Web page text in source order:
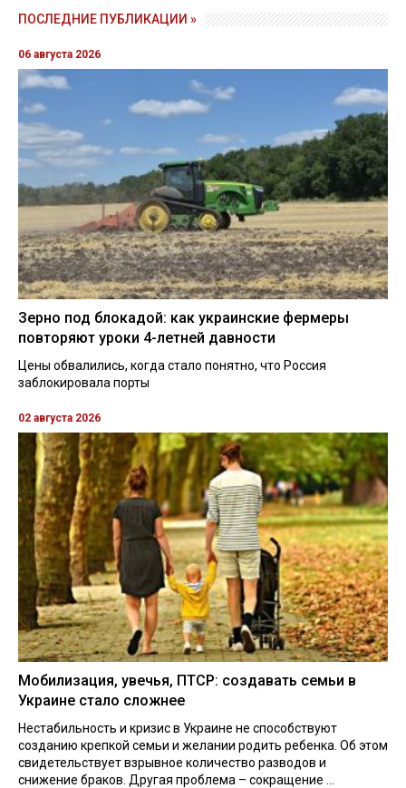
ПОСЛЕДНИЕ ПУБЛИКАЦИИ »
06 августа 2026
Зерно под блокадой: как украинские фермеры
повторяют уроки 4-летней давности
Цены обвалились, когда стало понятно, что Россия
заблокировала порты
02 августа 2026
Мобилизация, увечья, ПТСР: создавать семьи в
Украине стало сложнее
Нестабильность и кризис в Украине не способствуют
созданию крепкой семьи и желании родить ребенка. Об этом
свидетельствует взрывное количество разводов и
снижение браков. Другая проблема – сокращение ...